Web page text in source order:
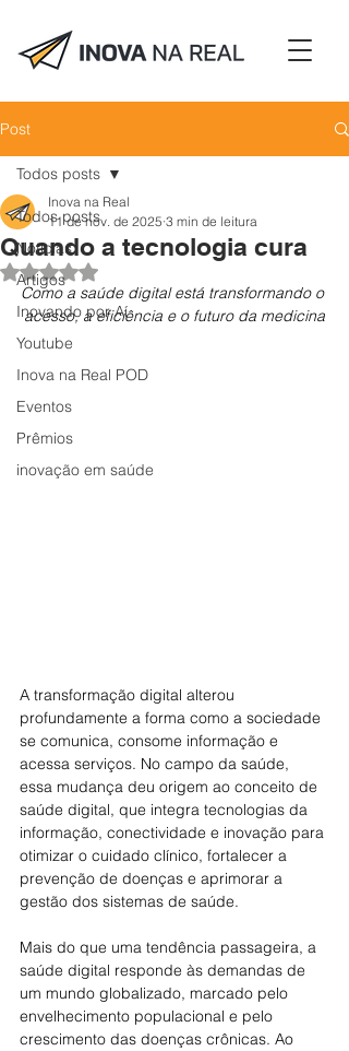
Post
Todos posts
Notícias
Artigos
Inovando por Aí
Youtube
Inova na Real POD
Eventos
Prêmios
inovação em saúde
Todos posts
Quando a tecnologia cura
Inova na Real
11 de nov. de 2025 3 min de leitura
Avaliado com NaN de 5 estrelas.
Como a saúde digital está transformando o
acesso, a eficiência e o futuro da medicina
A transformação digital alterou
profundamente a forma como a sociedade
se comunica, consome informação e
acessa serviços. No campo da saúde,
essa mudança deu origem ao conceito de
saúde digital, que integra tecnologias da
informação, conectividade e inovação para
otimizar o cuidado clínico, fortalecer a
prevenção de doenças e aprimorar a
gestão dos sistemas de saúde.
Mais do que uma tendência passageira, a
saúde digital responde às demandas de
um mundo globalizado, marcado pelo
envelhecimento populacional e pelo
crescimento das doenças crônicas. Ao